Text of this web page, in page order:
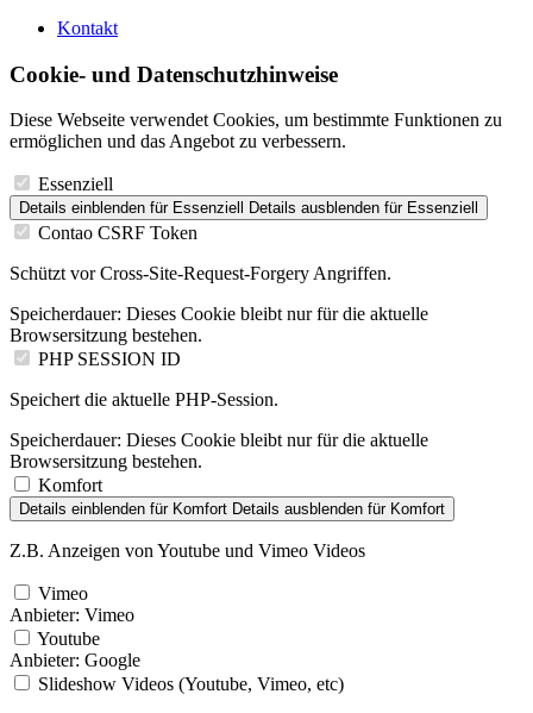
Kontakt
Cookie- und Datenschutzhinweise
Diese Webseite verwendet Cookies, um bestimmte Funktionen zu
ermöglichen und das Angebot zu verbessern.
Essenziell
Details einblenden für Essenziell Details ausblenden für Essenziell
Contao CSRF Token
Schützt vor Cross-Site-Request-Forgery Angriffen.
Speicherdauer: Dieses Cookie bleibt nur für die aktuelle
Browsersitzung bestehen.
PHP SESSION ID
Speichert die aktuelle PHP-Session.
Speicherdauer: Dieses Cookie bleibt nur für die aktuelle
Browsersitzung bestehen.
Komfort
Details einblenden für Komfort Details ausblenden für Komfort
Z.B. Anzeigen von Youtube und Vimeo Videos
Vimeo
Anbieter: Vimeo
Youtube
Anbieter: Google
Slideshow Videos (Youtube, Vimeo, etc)